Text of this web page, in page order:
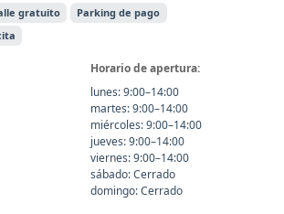
gratuito
Parking de pago
Horario de apertura:
lunes: 9:00–14:00
martes: 9:00–14:00
miércoles: 9:00–14:00
jueves: 9:00–14:00
viernes: 9:00–14:00
sábado: Cerrado
domingo: Cerrado